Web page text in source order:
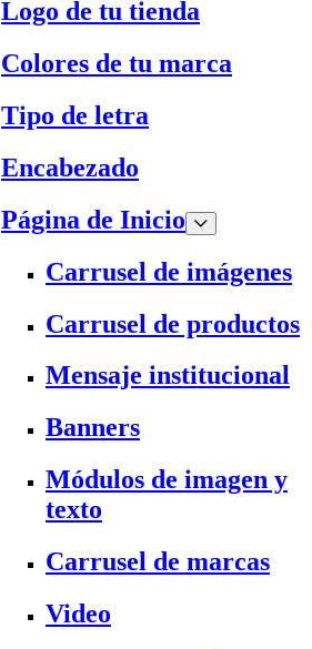
Logo de tu tienda
Colores de tu marca
Tipo de letra
Encabezado
Página de Inicio
Carrusel de imágenes
Carrusel de productos
Mensaje institucional
Banners
Módulos de imagen y
texto
Carrusel de marcas
Video